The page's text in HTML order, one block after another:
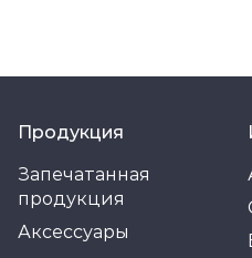
Продукция
Запечатанная
продукция
Аксессуары